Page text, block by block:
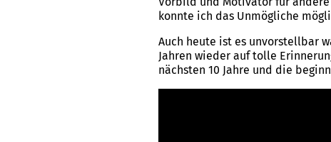
konnte ich das Unmögliche
Auch heute ist es unvorstellbar
Jahren wieder auf tolle
nächsten 10 Jahre und die